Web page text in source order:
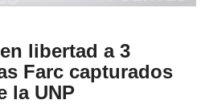
libertad a 3
Farc capturados
la UNP